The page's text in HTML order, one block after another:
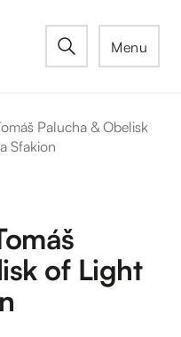
Menu
Palucha & Obelisk
Sfakion
of Light